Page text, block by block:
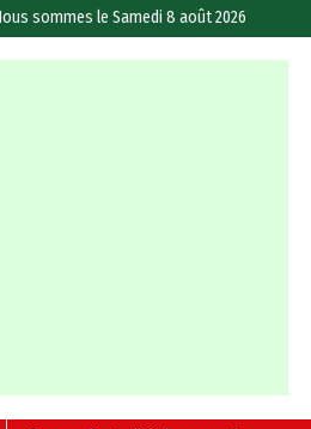
sommes leSamedi 8 août 2026